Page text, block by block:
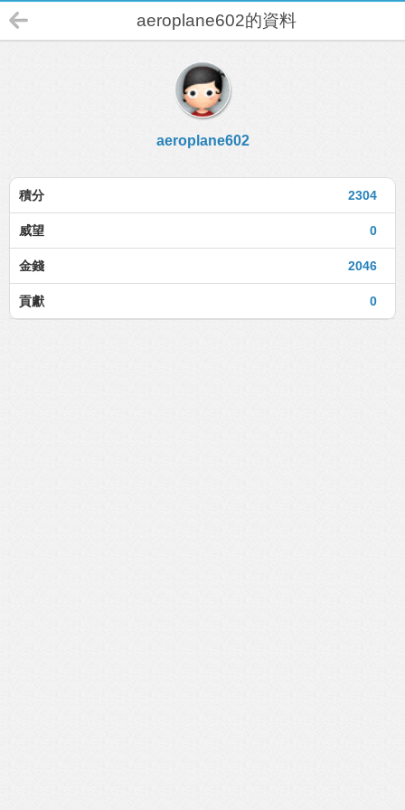
aeroplane602的資料
aeroplane602
2304
積分
0
威望
2046
金錢
0
貢獻